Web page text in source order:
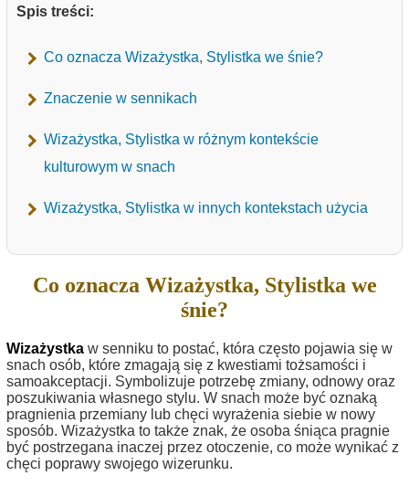
Spis treści:
Co oznacza Wizażystka, Stylistka we śnie?
Znaczenie w sennikach
Wizażystka, Stylistka w różnym kontekście
kulturowym w snach
Wizażystka, Stylistka w innych kontekstach użycia
Co oznacza Wizażystka, Stylistka we
śnie?
Wizażystka w senniku to postać, która często pojawia się w
snach osób, które zmagają się z kwestiami tożsamości i
samoakceptacji. Symbolizuje potrzebę zmiany, odnowy oraz
poszukiwania własnego stylu. W snach może być oznaką
pragnienia przemiany lub chęci wyrażenia siebie w nowy
sposób. Wizażystka to także znak, że osoba śniąca pragnie
być postrzegana inaczej przez otoczenie, co może wynikać z
chęci poprawy swojego wizerunku.